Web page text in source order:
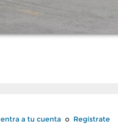
entra a tu cuenta o Regístrate